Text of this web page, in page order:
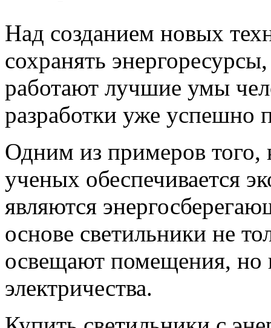
Над созданием новых
сохранять
работают лучшие умы
разработки уже успешно
Одним из примеров того,
ученых обеспечивается
являются
основе светильники не
освещают помещения,
электричества.